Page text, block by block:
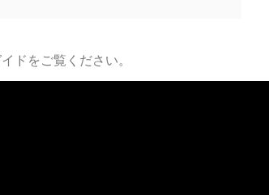
ドをご覧ください。